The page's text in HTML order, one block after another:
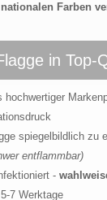
Farben
in Top-
hochwertiger
spiegelbildlich zu
entflammbar)
-
7 Werktage